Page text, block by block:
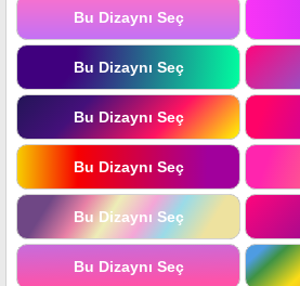
Bu Dizaynı Seç
Bu Dizaynı Seç
Bu Dizaynı Seç
Bu Dizaynı Seç
Bu Dizaynı Seç
Bu Dizaynı Seç